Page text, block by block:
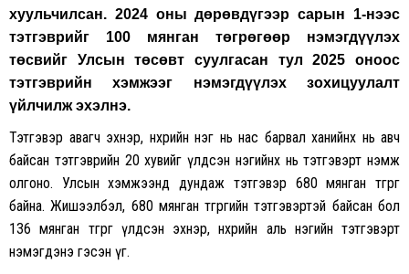
хуульчилсан. 2024 оны дөрөвдүгээр сарын 1-нээс
тэтгэврийг 100 мянган төгрөгөөр нэмэгдүүлэх
төсвийг Улсын төсөвт суулгасан тул 2025 оноос
тэтгэврийн хэмжээг нэмэгдүүлэх зохицуулалт
үйлчилж эхэлнэ.
Тэтгэвэр авагч эхнэр, нөхрийн нэг нь нас барвал ханийнх нь авч
байсан тэтгэврийн 20 хувийг үлдсэн нэгийнх нь тэтгэвэрт нэмж
олгоно. Улсын хэмжээнд дундаж тэтгэвэр 680 мянган төгрөг
байна. Жишээлбэл, 680 мянган төгрөгийн тэтгэвэртэй байсан бол
136 мянган төгрөг үлдсэн эхнэр, нөхрийн аль нэгийн тэтгэвэрт
нэмэгдэнэ гэсэн үг.